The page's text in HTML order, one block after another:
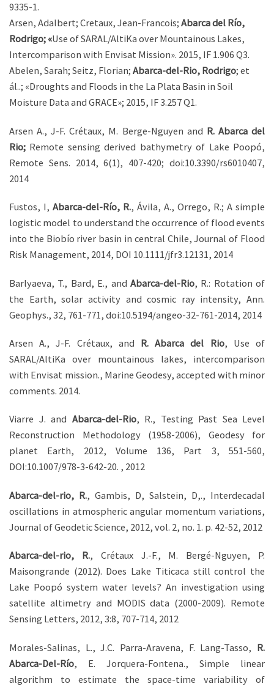
9335-1.
Arsen, Adalbert; Cretaux, Jean-Francois; Abarca del Río,
Rodrigo; «Use of SARAL/AltiKa over Mountainous Lakes,
Intercomparison with Envisat Mission». 2015, IF 1.906 Q3.
Abelen, Sarah; Seitz, Florian; Abarca-del-Rio, Rodrigo; et
ál..; «Droughts and Floods in the La Plata Basin in Soil
Moisture Data and GRACE»; 2015, IF 3.257 Q1.
Arsen A., J-F. Crétaux, M. Berge-Nguyen and R. Abarca del
Rio; Remote sensing derived bathymetry of Lake Poopó,
Remote Sens. 2014, 6(1), 407-420; doi:10.3390/rs6010407,
2014
Fustos, I, Abarca-del-Río, R., Ávila, A., Orrego, R.; A simple
logistic model to understand the occurrence of flood events
into the Biobío river basin in central Chile, Journal of Flood
Risk Management, 2014, DOI 10.1111/jfr3.12131, 2014
Barlyaeva, T., Bard, E., and Abarca-del-Rio, R.: Rotation of
the Earth, solar activity and cosmic ray intensity, Ann.
Geophys., 32, 761-771, doi:10.5194/angeo-32-761-2014, 2014
Arsen A., J-F. Crétaux, and R. Abarca del Rio, Use of
SARAL/AltiKa over mountainous lakes, intercomparison
with Envisat mission., Marine Geodesy, accepted with minor
comments. 2014.
Viarre J. and Abarca-del-Rio, R., Testing Past Sea Level
Reconstruction Methodology (1958-2006), Geodesy for
planet Earth, 2012, Volume 136, Part 3, 551-560,
DOI:10.1007/978-3-642-20. , 2012
Abarca-del-rio, R., Gambis, D, Salstein, D,., Interdecadal
oscillations in atmospheric angular momentum variations,
Journal of Geodetic Science, 2012, vol. 2, no. 1. p. 42-52, 2012
Abarca-del-rio, R., Crétaux J.-F., M. Bergé-Nguyen, P.
Maisongrande (2012). Does Lake Titicaca still control the
Lake Poopó system water levels? An investigation using
satellite altimetry and MODIS data (2000-2009). Remote
Sensing Letters, 2012, 3:8, 707-714, 2012
Morales-Salinas, L., J.C. Parra-Aravena, F. Lang-Tasso, R.
Abarca-Del-Río, E. Jorquera-Fontena., Simple linear
algorithm to estimate the space-time variability of